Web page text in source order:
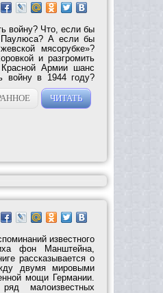
войну? Что, если бы
Паулюса? А если бы
мясорубке»?
и разгромить
Армии шанс
войну в 1944 году?
ЧИТАТЬ
известного
фон Манштейна,
рассказывается о
двумя мировыми
мощи Германии.
малоизвестных